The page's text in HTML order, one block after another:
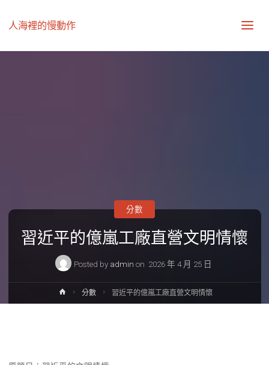
人海裡的慢動作
習近平的億嵐工廠直營文明情懷
Posted by admin on 2026 年 4 月 25 日
分數
Home分數 習近平的億嵐工廠直營文明情懷